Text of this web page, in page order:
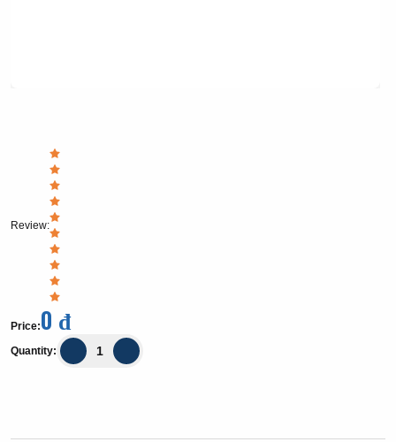
Review:
Price:0 đ
Quantity: